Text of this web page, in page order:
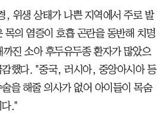
, 위생 상태가 나쁜 지역에서 주로 발
목의 염증이 호흡 곤란을 동반해 치명
진 소아 후두유두종 환자가 많았으
했다. "중국, 러시아, 중앙아시아 등
을 해줄 의사가 없어 아이들이 목숨
다."